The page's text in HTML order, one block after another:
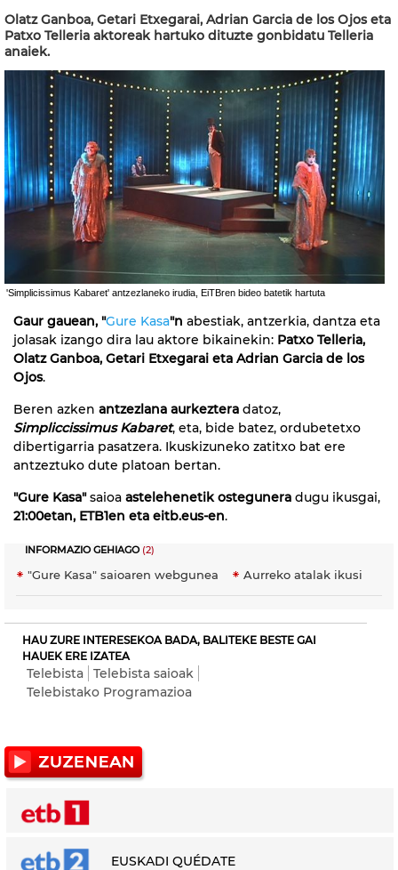
Olatz Ganboa, Getari Etxegarai, Adrian Garcia de los Ojos eta
Patxo Telleria aktoreak hartuko dituzte gonbidatu Telleria
anaiek.
'Simplicissimus Kabaret' antzezlaneko irudia, EiTBren bideo batetik hartuta
Gaur gauean, "Gure Kasa"n abestiak, antzerkia, dantza eta
jolasak izango dira lau aktore bikainekin: Patxo Telleria,
Olatz Ganboa, Getari Etxegarai eta Adrian Garcia de los
Ojos.
Beren azken antzezlana aurkeztera datoz,
Simpliccissimus Kabaret, eta, bide batez, ordubetetxo
dibertigarria pasatzera. Ikuskizuneko zatitxo bat ere
antzeztuko dute platoan bertan.
"Gure Kasa"saioa astelehenetik ostegunera dugu ikusgai,
21:00etan, ETB1en eta eitb.eus-en.
INFORMAZIO GEHIAGO(2)
"Gure Kasa" saioaren webgunea Aurreko atalak ikusi
HAU ZURE INTERESEKOA BADA, BALITEKE BESTE GAI
HAUEK ERE IZATEA
Telebista
Telebista saioak
Telebistako Programazioa
EUSKADI QUÉDATE